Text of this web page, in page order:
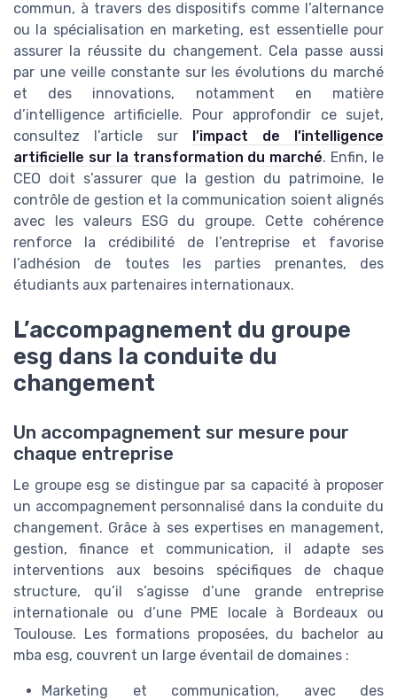
commun, à travers des dispositifs comme l’alternance
ou la spécialisation en marketing, est essentielle pour
assurer la réussite du changement. Cela passe aussi
par une veille constante sur les évolutions du marché
et des innovations, notamment en matière
d’intelligence artificielle. Pour approfondir ce sujet,
consultez l’article sur
l’impact de l’intelligence
artificielle sur la transformation du marché. Enfin, le
CEO doit s’assurer que la gestion du patrimoine, le
contrôle de gestion et la communication soient alignés
avec les valeurs ESG du groupe. Cette cohérence
renforce la crédibilité de l’entreprise et favorise
l’adhésion de toutes les parties prenantes, des
étudiants aux partenaires internationaux.
L’accompagnement du groupe
esg dans la conduite du
changement
Un accompagnement sur mesure pour
chaque entreprise
Le groupe esg se distingue par sa capacité à proposer
un accompagnement personnalisé dans la conduite du
changement. Grâce à ses expertises en management,
gestion, finance et communication, il adapte ses
interventions aux besoins spécifiques de chaque
structure, qu’il s’agisse d’une grande entreprise
internationale ou d’une PME locale à Bordeaux ou
Toulouse. Les formations proposées, du bachelor au
mba esg, couvrent un large éventail de domaines :
Marketing et communication, avec des